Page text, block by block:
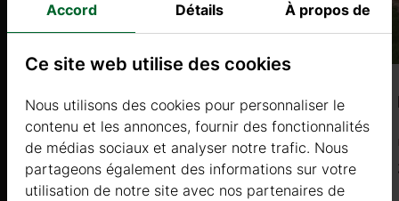
LILAS (34mm) 4,5x4m, 18㎡
Prix à partir de
3596 €
Accord Détails À propos de
Ce site web utilise des cookies
Nous utilisons des cookies pour personnaliser le
contenu et les annonces, fournir des fonctionnalités
de médias sociaux et analyser notre trafic. Nous
partageons également des informations sur votre
utilisation de notre site avec nos partenaires de